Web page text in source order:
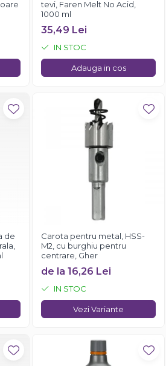
tevi, Faren Melt No Acid,
1000 ml
35,49 Lei
IN STOC
Adauga in cos
de
Carota pentru metal, HSS-
M2, cu burghiu pentru
centrare, Gher
de la 16,26 Lei
IN STOC
Vezi Variante